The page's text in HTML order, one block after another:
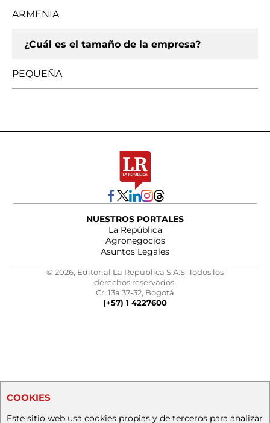
ARMENIA
¿Cuál es el tamaño de la empresa?
PEQUEÑA
NUESTROS PORTALES
La República
Agronegocios
Asuntos Legales
© 2026, Editorial La República S.A.S. Todos los
derechos reservados.
Cr. 13a 37-32, Bogotá
(+57) 1 4227600
COOKIES
Este sitio web usa cookies propias y de terceros para analizar